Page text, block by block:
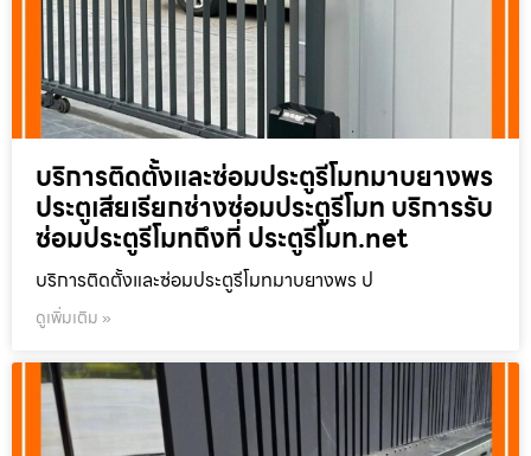
บริการติดตั้งและซ่อมประตูรีโมทมาบยางพร
ประตูเสียเรียกช่างซ่อมประตูรีโมท บริการรับ
ซ่อมประตูรีโมทถึงที่ ประตูรีโมท.net
บริการติดตั้งและซ่อมประตูรีโมทมาบยางพร ป
ดูเพิ่มเติม »